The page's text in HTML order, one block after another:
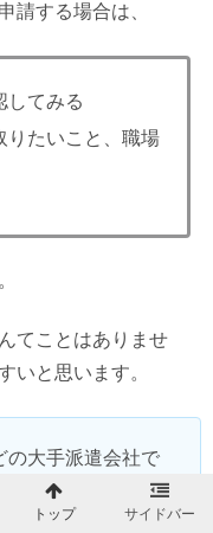
請する場合は、
してみる
りたいこと、職場
てことはありませ
いと思います。
の大手派遣会社で
」という悪い口コ
トップ サイドバー